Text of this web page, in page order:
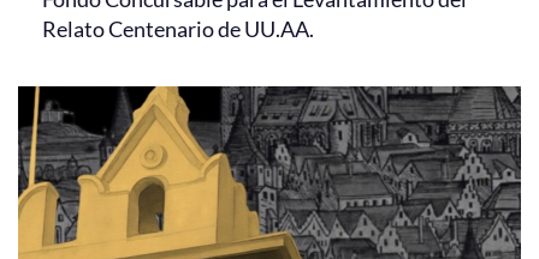
Relato Centenario de UU.AA.